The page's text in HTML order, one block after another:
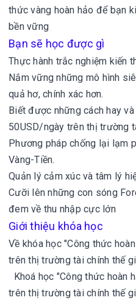
thức vàng hoàn hảo để bạn
bền vững
Bạn sẽ học được gì
Thực hành trắc nghiệm kiến
Nắm vững những mô hình
quả hơ, chính xác hơn.
Biết được những cách hay
50USD/ngày trên thị trường
Phương pháp chống lại lạm
Vàng-Tiền.
Quản lý cảm xúc và tâm lý
Cưỡi lên những con sóng
đem về thu nhập cực lớn
Giới thiệu khóa học
Về khóa học "Công thức
trên thị trường tài chính thế
Khoá học "Công thức hoàn
trên thị trường tài chính thế